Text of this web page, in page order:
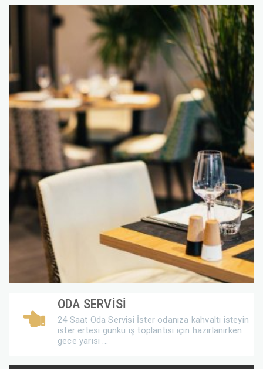
ODA SERVİSİ
24 Saat Oda Servisi İster odanıza kahvaltı isteyin
ister ertesi günkü iş toplantısı için hazırlanırken
gece yarısı ...